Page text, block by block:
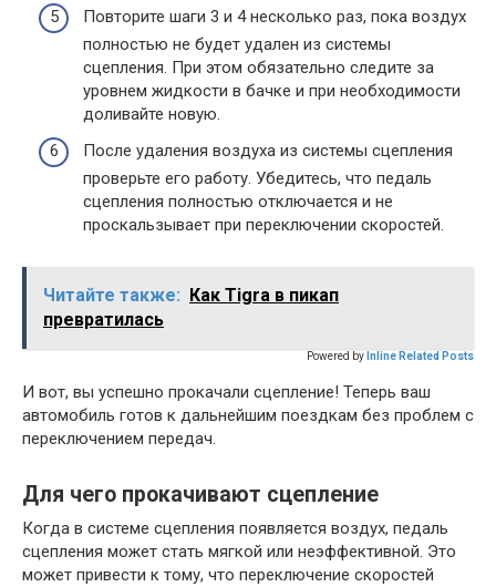
Повторите шаги 3 и 4 несколько раз, пока воздух
полностью не будет удален из системы
сцепления. При этом обязательно следите за
уровнем жидкости в бачке и при необходимости
доливайте новую.
После удаления воздуха из системы сцепления
проверьте его работу. Убедитесь, что педаль
сцепления полностью отключается и не
проскальзывает при переключении скоростей.
Читайте также: Как Tigra в пикап
превратилась
Powered by Inline Related Posts
И вот, вы успешно прокачали сцепление! Теперь ваш
автомобиль готов к дальнейшим поездкам без проблем с
переключением передач.
Для чего прокачивают сцепление
Когда в системе сцепления появляется воздух, педаль
сцепления может стать мягкой или неэффективной. Это
может привести к тому, что переключение скоростей